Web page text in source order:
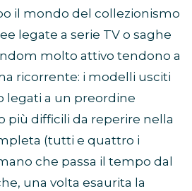
il mondo del collezionismo
legate a serie TV o saghe
molto attivo tendono a
ricorrente: i modelli usciti
legati a un preordine
più difficili da reperire nella
(tutti e quattro i
che passa il tempo dal
una volta esaurita la